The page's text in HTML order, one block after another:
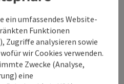
ein umfassendes Website-
Funktionen
Zugriffe analysieren sowie
wir Cookies verwenden.
Zwecke (Analyse,
eine